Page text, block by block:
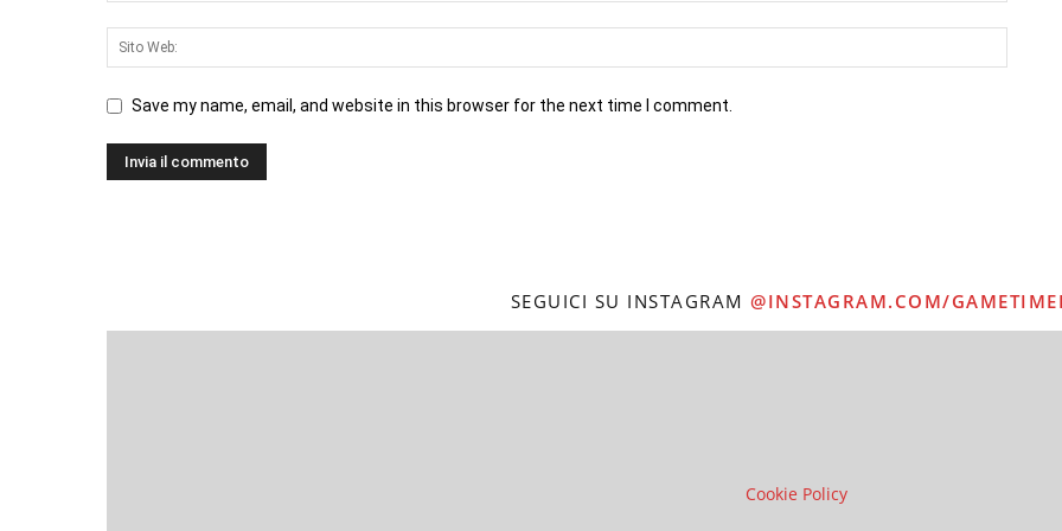
Save my name, email, and website in this browser for the next time I comment.
SEGUICI SU INSTAGRAM @INSTAGRAM.COM/
Cookie Policy